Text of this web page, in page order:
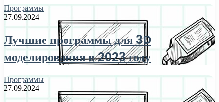
Программы
27.09.2024
Лучшие программы для 3D
моделирования в 2023 году
Программы
27.09.2024